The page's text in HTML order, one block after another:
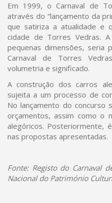
Em 1999, o Carnaval de
através do “lançamento da
que satiriza a atualidade e
cidade de Torres Vedras. A
pequenas dimensões, seria
Carnaval de Torres
volumetria e significado.
A construção dos carros
sujeita a um processo de
No lançamento do concurso
orçamentos, assim como o
alegóricos. Posteriormente,
nas propostas apresentadas.
Fonte: Registo do Carnaval
Nacional do Património